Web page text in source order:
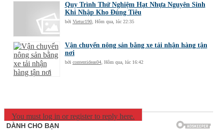
Quy Trình Thử Nghiệm Hạt Nhựa Nguyên Sinh
Khi Nhập Kho Đúng Tiêu
bởi Vietuc190, Hôm qua, lúc 22:35
Vận chuyển nông sản bằng xe tải nhận hàng tận
nơi
bởi contentideas04, Hôm qua, lúc 16:42
You must log in or register to reply here.